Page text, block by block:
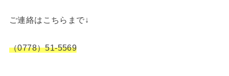
ご連絡はこちらまで↓
（0778）51-5569